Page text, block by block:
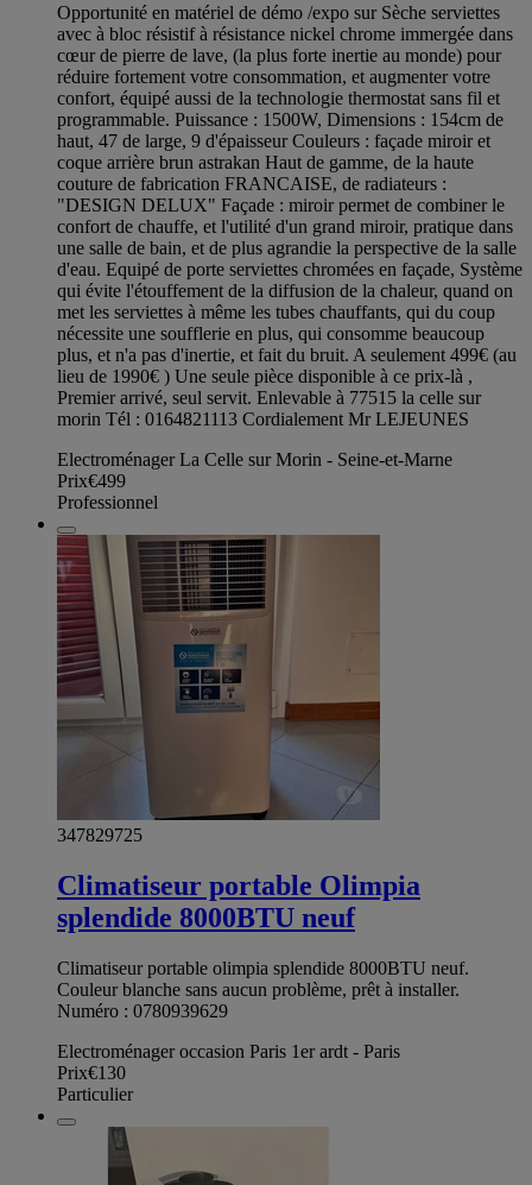
Opportunité en matériel de démo /expo sur Sèche serviettes
avec à bloc résistif à résistance nickel chrome immergée dans
cœur de pierre de lave, (la plus forte inertie au monde) pour
réduire fortement votre consommation, et augmenter votre
confort, équipé aussi de la technologie thermostat sans fil et
programmable. Puissance : 1500W, Dimensions : 154cm de
haut, 47 de large, 9 d'épaisseur Couleurs : façade miroir et
coque arrière brun astrakan Haut de gamme, de la haute
couture de fabrication FRANCAISE, de radiateurs :
"DESIGN DELUX" Façade : miroir permet de combiner le
confort de chauffe, et l'utilité d'un grand miroir, pratique dans
une salle de bain, et de plus agrandie la perspective de la salle
d'eau. Equipé de porte serviettes chromées en façade, Système
qui évite l'étouffement de la diffusion de la chaleur, quand on
met les serviettes à même les tubes chauffants, qui du coup
nécessite une soufflerie en plus, qui consomme beaucoup
plus, et n'a pas d'inertie, et fait du bruit. A seulement 499€ (au
lieu de 1990€ ) Une seule pièce disponible à ce prix-là ,
Premier arrivé, seul servit. Enlevable à 77515 la celle sur
morin Tél : 0164821113 Cordialement Mr LEJEUNES
Electroménager La Celle sur Morin - Seine-et-Marne
Prix€499
Professionnel
347829725
Climatiseur portable Olimpia
splendide 8000BTU neuf
Climatiseur portable olimpia splendide 8000BTU neuf.
Couleur blanche sans aucun problème, prêt à installer.
Numéro : 0780939629
Electroménager occasion Paris 1er ardt - Paris
Prix€130
Particulier